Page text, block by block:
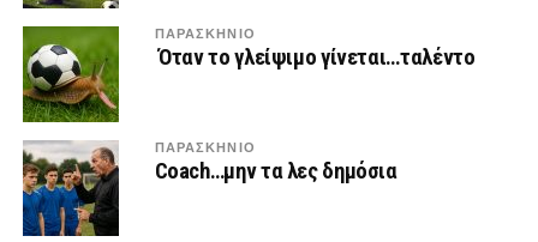
ΠΑΡΑΣΚΉΝΙΟ
Όταν το γλείψιμο γίνεται…ταλέντο
ΠΑΡΑΣΚΉΝΙΟ
Coach…μην τα λες δημόσια